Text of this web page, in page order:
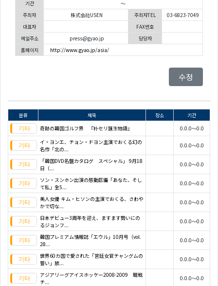
기간
～
주최자
株式会社USEN 주최자TEL
03-6823-7049
대표자
FAX번호
메일주소
press@gyao.jp
담당자
홈페이지
http://www.gyao.jp/asia/
수정
분류 제목 장소
기간
奇跡の韓国ゴルフ界 『朴セリ誕生物語』
0.0.0～0.0
イ・ヨンエ、チョン・ドヨン主演でおくる幻の
名作「北の...
0.0.0～0.0
「韓国DVD名盤カタログ スペシャル」 9月18
日（...
0.0.0～0.0
ソン・スンホン出演の感動巨編「あなた、そし
て私」全5...
0.0.0～0.0
美人女優 キム・ヒソンの主演でおくる、さわや
かで切な...
0.0.0～0.0
日本デビュー3周年を迎え、ますます勢いにの
るジョンフ...
0.0.0～0.0
韓国プレミアム情報誌「エウル」10月号（vol.
28...
0.0.0～0.0
世界60カ国で愛された「宮廷女官チャングムの
誓い」放...
0.0.0～0.0
アジアリーグアイスホッケー2008-2009 観戦
チ...
0.0.0～0.0